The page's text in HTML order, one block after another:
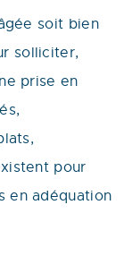
soit bien
solliciter,
prise en
pour
en adéquation